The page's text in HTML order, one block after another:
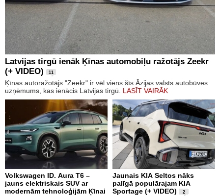
Latvijas tirgū ienāk Ķīnas automobiļu ražotājs Zeekr
(+ VIDEO)
11
Ķīnas autoražotājs "Zeekr" ir vēl viens šīs Āzijas valsts autobūves
uzņēmums, kas ienācis Latvijas tirgū. LASĪT VAIRĀK
Volkswagen ID. Aura T6 –
jauns elektriskais SUV ar
modernām tehnoloģijām Ķīnai
Jaunais KIA Seltos nāks
palīgā populārajam KIA
Sportage (+ VIDEO)
2